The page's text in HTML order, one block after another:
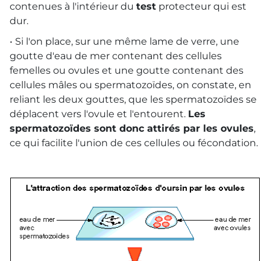
contenues à l'intérieur du test protecteur qui est
dur.
• Si l'on place, sur une même lame de verre, une
goutte d'eau de mer contenant des cellules
femelles ou ovules et une goutte contenant des
cellules mâles ou spermatozoïdes, on constate, en
reliant les deux gouttes, que les spermatozoïdes se
déplacent vers l'ovule et l'entourent. Les
spermatozoïdes sont donc attirés par les ovules,
ce qui facilite l'union de ces cellules ou fécondation.